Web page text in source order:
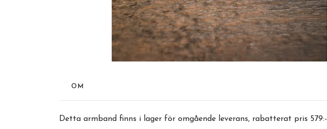
OM
Detta armband finns i lager för omgående leverans, rabatterat pris 579:-